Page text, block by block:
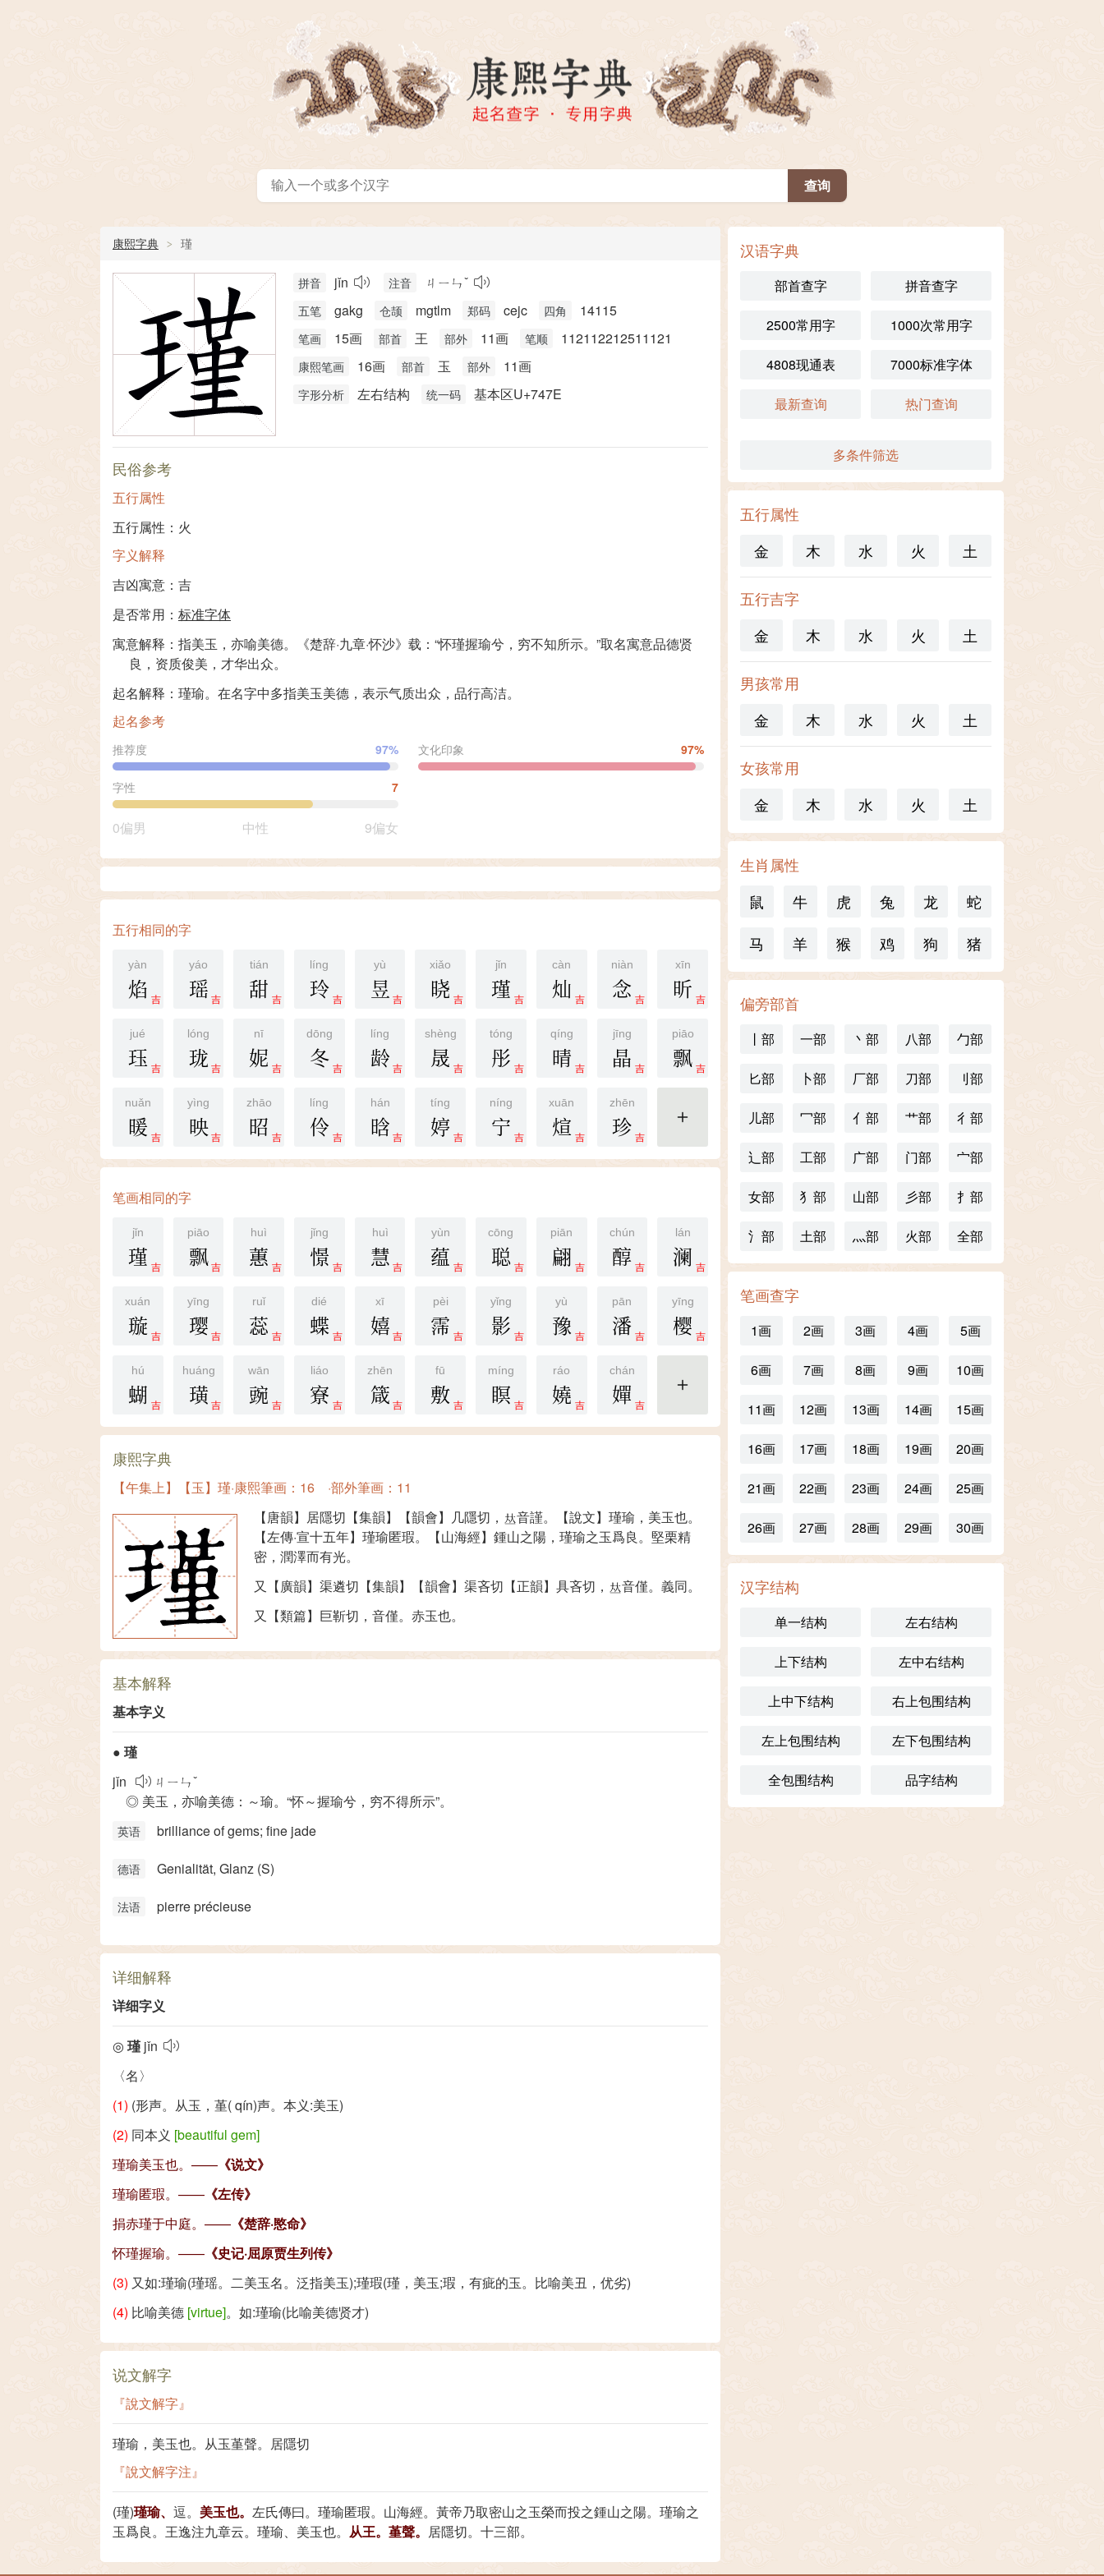
康熙字典 瑾
拼音 jǐn 注音 ㄐㄧㄣˇ
五笔 gakg 仓颉 mgtlm 郑码 cejc 四角 14115
笔画 15画 部首 王 部外 11画 笔顺 112112212511121
康熙笔画 16画 部首 玉 部外 11画
字形分析 左右结构 统一码 基本区U+747E
民俗参考
五行属性
五行属性：火
字义解释
吉凶寓意：吉
是否常用： 标准字体
寓意解释：指美玉，亦喻美德。《楚辞·九章·怀沙》载：“怀瑾握瑜兮，穷不知所示。”取名寓意品德贤
良，资质俊美，才华出众。
起名解释：瑾瑜。在名字中多指美玉美德，表示气质出众，品行高洁。
起名参考
推荐度 97% 文化印象 97%
字性 7
0偏男 中性 9偏女
五行相同的字
yàn
吉
焰
yáo
吉
瑶
tián
吉
甜
líng
吉
玲
yù
吉
昱
xiǎo
吉
晓
jǐn
吉
瑾
càn
吉
灿
niàn
吉
念
xīn
吉
昕
jué
吉
珏
lóng
吉
珑
nī
吉
妮
dōng
吉
冬
líng
吉
龄
shèng
吉
晟
tóng
吉
彤
qíng
吉
晴
jīng
吉
晶
piāo
吉
飘
nuǎn
吉
暖
yìng
吉
映
zhāo
吉
昭
líng
吉
伶
hán
吉
晗
tíng
吉
婷
níng
吉
宁
xuān
吉
煊
zhēn
吉
珍 更多
笔画相同的字
jǐn
吉
瑾
piāo
吉
飘
huì
吉
蕙
jǐng
吉
憬
huì
吉
慧
yùn
吉
蕴
cōng
吉
聪
piān
吉
翩
chún
吉
醇
lán
吉
澜
xuán
吉
璇
yīng
吉
璎
ruǐ
吉
蕊
dié
吉
蝶
xī
吉
嬉
pèi
吉
霈
yǐng
吉
影
yù
吉
豫
pān
吉
潘
yīng
吉
樱
hú
吉
蝴
huáng
吉
璜
wān
吉
豌
liáo
吉
寮
zhēn
吉
箴
fū
吉
敷
míng
吉
瞑
ráo
吉
嬈
chán
吉
嬋 更多
康熙字典
【午集上】【玉】瑾·康熙筆画：16 ·部外筆画：11
【唐韻】居隱切【集韻】【韻會】几隱切，
音謹。【說文】瑾瑜，美玉也。
【左傳·宣十五年】瑾瑜匿瑕。【山海經】鍾山之陽，瑾瑜之玉爲良。堅栗精
密，潤澤而有光。
又【廣韻】渠遴切【集韻】【韻會】渠吝切【正韻】具吝切，
音僅。義同。
又【類篇】巨靳切，音僅。赤玉也。
基本解释
基本字义
● 瑾
jǐn
ㄐㄧㄣˇ
◎ 美玉，亦喻美德：～瑜。“怀～握瑜兮，穷不得所示”。
英语 brilliance of gems; fine jade
德语 Genialität, Glanz (S)
法语 pierre précieuse
详细解释
详细字义
◎ 瑾 jǐn
〈名〉
(1) (形声。从玉，堇(qín)声。本义:美玉)
(2) 同本义 [beautiful gem]
瑾瑜美玉也。—— 《说文》
瑾瑜匿瑕。—— 《左传》
捐赤瑾于中庭。—— 《楚辞·愍命》
怀瑾握瑜。—— 《史记·屈原贾生列传》
(3) 又如:瑾瑜(瑾瑶。二美玉名。泛指美玉);瑾瑕(瑾，美玉;瑕，有疵的玉。比喻美丑，优劣)
(4) 比喻美德 [virtue]。如:瑾瑜(比喻美德贤才)
说文解字
『說文解字』
瑾瑜，美玉也。从玉堇聲。居隱切
『說文解字注』
(瑾)瑾瑜、 逗。 美玉也。 左氏傳曰。瑾瑜匿瑕。山海經。黃帝乃取密山之玉榮而投之鍾山之陽。瑾瑜之
玉爲良。王逸注九章云。瑾瑜、美玉也。 从王。堇聲。 居隱切。十三部。
汉语字典
部首查字 拼音查字
2500常用字 1000次常用字
4808现通表 7000标准字体
最新查询 热门查询
多条件筛选
五行属性
金
木 水 火 土
五行吉字
金
木 水 火 土
男孩常用
金
木 水 火 土
女孩常用
金
木 水 火 土
生肖属性
鼠
牛 虎 兔 龙
蛇
马
羊 猴 鸡 狗 猪
偏旁部首
丨部 一部 丶部 八部 勹部
匕部 卜部 厂部 刀部 刂部
儿部 冖部 亻部 艹部 彳部
辶部 工部 广部 门部 宀部
女部 犭部 山部 彡部 扌部
氵部 土部 灬部 火部 全部
笔画查字
1画 2画 3画 4画 5画
6画 7画 8画 9画 10画
11画 12画 13画 14画 15画
16画 17画 18画 19画 20画
21画 22画 23画 24画 25画
26画 27画 28画 29画 30画
汉字结构
单一结构 左右结构
上下结构 左中右结构
上中下结构 右上包围结构
左上包围结构 左下包围结构
全包围结构 品字结构